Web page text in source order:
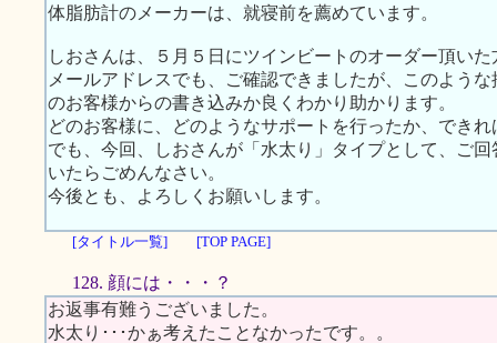
体脂肪計のメーカーは、就寝前を薦めています。
しおさんは、５月５日にツインビートのオーダー頂いた
メールアドレスでも、ご確認できましたが、このよう
のお客様からの書き込みか良くわかり助かります。
どのお客様に、どのようなサポートを行ったか、でき
でも、今回、しおさんが「水太り」タイプとして、ご
いたらごめんなさい。
今後とも、よろしくお願いします。
[タイトル一覧] [TOP PAGE]
128. 顔には・・・？
お返事有難うございました。
水太り･･･かぁ考えたことなかったです。。